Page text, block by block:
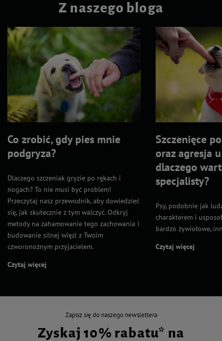
Z naszego bloga
Co zrobić, gdy pies mnie
podgryza?
Dlaczego szczeniak gryzie po rękach i
nogach? To nie musi być problem!
Przeczytaj nasz przewodnik, aby dowiedzieć
się, jak skutecznie z tym walczyć. Odkryj
metody na zahamowanie tego zachowania i
budowanie silnej więzi z Twoim
czworonożnym przyjacielem.
Czytaj więcej
Szczenięce
oraz agresja
dlaczego
specjalisty?
Psy, podobnie jak
charakterem i
bardzo żywiołowe,
Czytaj więcej
Zapisz się do naszego newslettera
Zyskaj 10% rabatu* na